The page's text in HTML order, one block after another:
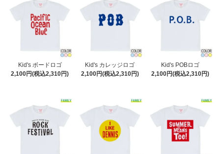
Kid's ボードロゴ
2,100円(税込2,310円)
Kid's カレッジロゴ
2,100円(税込2,310円)
Kid's POBロゴ
2,100円(税込2,310円)